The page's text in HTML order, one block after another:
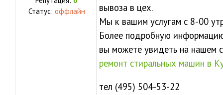
Статус: оффлайн
вывоза в цех.
Мы к вашим услугам с 8-00
Более подробную
вы можете увидеть на нашем
ремонт стиральных машин в
тел (495) 504-53-22